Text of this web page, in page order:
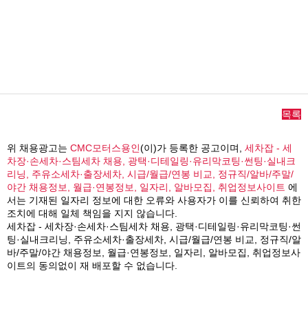
목록
위 채용광고는 CMC모터스용인(이)가 등록한 공고이며, 세차잡 - 세
차장·손세차·스팀세차 채용, 광택·디테일링·유리막코팅·썬팅·실내크
리닝, 주유소세차·출장세차, 시급/월급/연봉 비교, 정규직/알바/주말/
야간 채용정보, 월급·연봉정보, 일자리, 알바모집, 취업정보사이트 에
서는 기재된 일자리 정보에 대한 오류와 사용자가 이를 신뢰하여 취한
조치에 대해 일체 책임을 지지 않습니다.
세차잡 - 세차장·손세차·스팀세차 채용, 광택·디테일링·유리막코팅·썬
팅·실내크리닝, 주유소세차·출장세차, 시급/월급/연봉 비교, 정규직/알
바/주말/야간 채용정보, 월급·연봉정보, 일자리, 알바모집, 취업정보사
이트의 동의없이 재 배포할 수 없습니다.